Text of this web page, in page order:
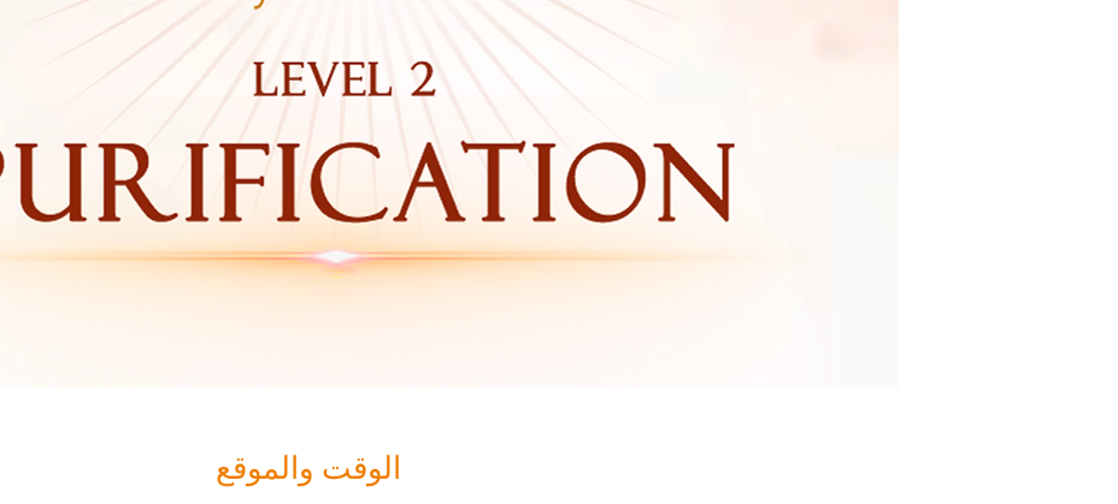
الوقت والموقع